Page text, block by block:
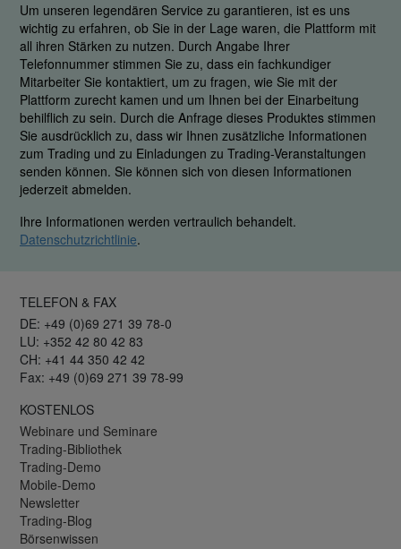
Um unseren legendären Service zu garantieren, ist es uns
wichtig zu erfahren, ob Sie in der Lage waren, die Plattform mit
all ihren Stärken zu nutzen. Durch Angabe Ihrer
Telefonnummer stimmen Sie zu, dass ein fachkundiger
Mitarbeiter Sie kontaktiert, um zu fragen, wie Sie mit der
Plattform zurecht kamen und um Ihnen bei der Einarbeitung
behilflich zu sein. Durch die Anfrage dieses Produktes stimmen
Sie ausdrücklich zu, dass wir Ihnen zusätzliche Informationen
zum Trading und zu Einladungen zu Trading-Veranstaltungen
senden können. Sie können sich von diesen Informationen
jederzeit abmelden.
Ihre Informationen werden vertraulich behandelt.
Datenschutzrichtlinie.
TELEFON & FAX
DE: +49 (0)69 271 39 78-0
LU: +352 42 80 42 83
CH: +41 44 350 42 42
Fax: +49 (0)69 271 39 78-99
KOSTENLOS
Webinare und Seminare
Trading-Bibliothek
Trading-Demo
Mobile-Demo
Newsletter
Trading-Blog
Börsenwissen